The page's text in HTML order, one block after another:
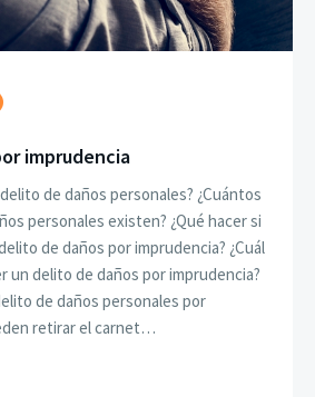
imprudencia
de daños personales? ¿Cuántos
personales existen? ¿Qué hacer si
de daños por imprudencia? ¿Cuál
un delito de daños por imprudencia?
de daños personales por
retirar el carnet…